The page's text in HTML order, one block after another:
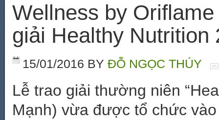
Wellness by
giải Healthy Nutrition
15/01/2016 BY ĐỖ NGỌC THÚY
Lễ trao giải thường niên
Mạnh) vừa được tổ chức